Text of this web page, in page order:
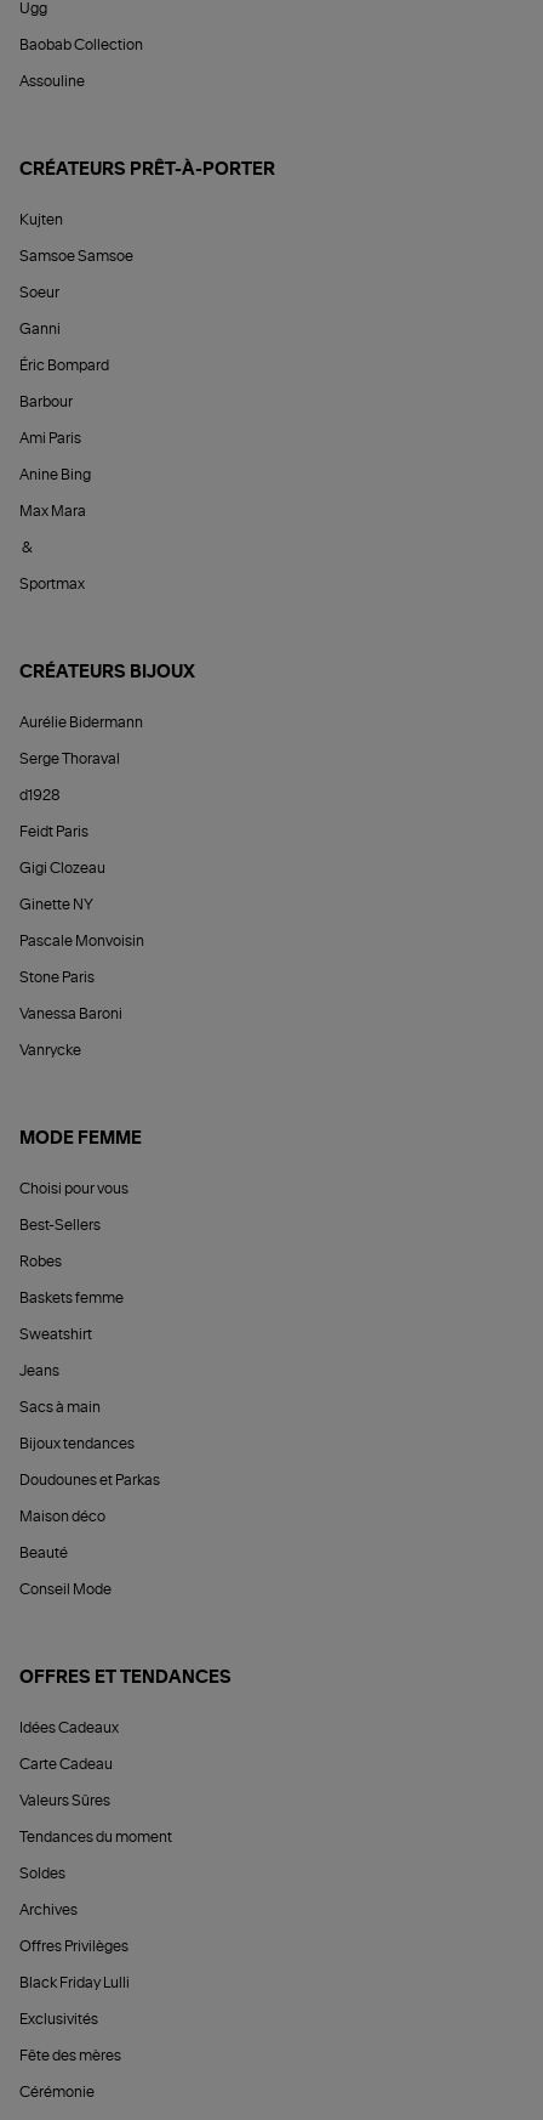
Ugg
Baobab Collection
Assouline
CRÉATEURS PRÊT-À-PORTER
Kujten
Samsoe Samsoe
Soeur
Ganni
Éric Bompard
Barbour
Ami Paris
Anine Bing
Max Mara
&
Sportmax
CRÉATEURS BIJOUX
Aurélie Bidermann
Serge Thoraval
d1928
Feidt Paris
Gigi Clozeau
Ginette NY
Pascale Monvoisin
Stone Paris
Vanessa Baroni
Vanrycke
MODE FEMME
Choisi pour vous
Best-Sellers
Robes
Baskets femme
Sweatshirt
Jeans
Sacs à main
Bijoux tendances
Doudounes et Parkas
Maison déco
Beauté
Conseil Mode
OFFRES ET TENDANCES
Idées Cadeaux
Carte Cadeau
Valeurs Sûres
Tendances du moment
Soldes
Archives
Offres Privilèges
Black Friday Lulli
Exclusivités
Fête des mères
Cérémonie